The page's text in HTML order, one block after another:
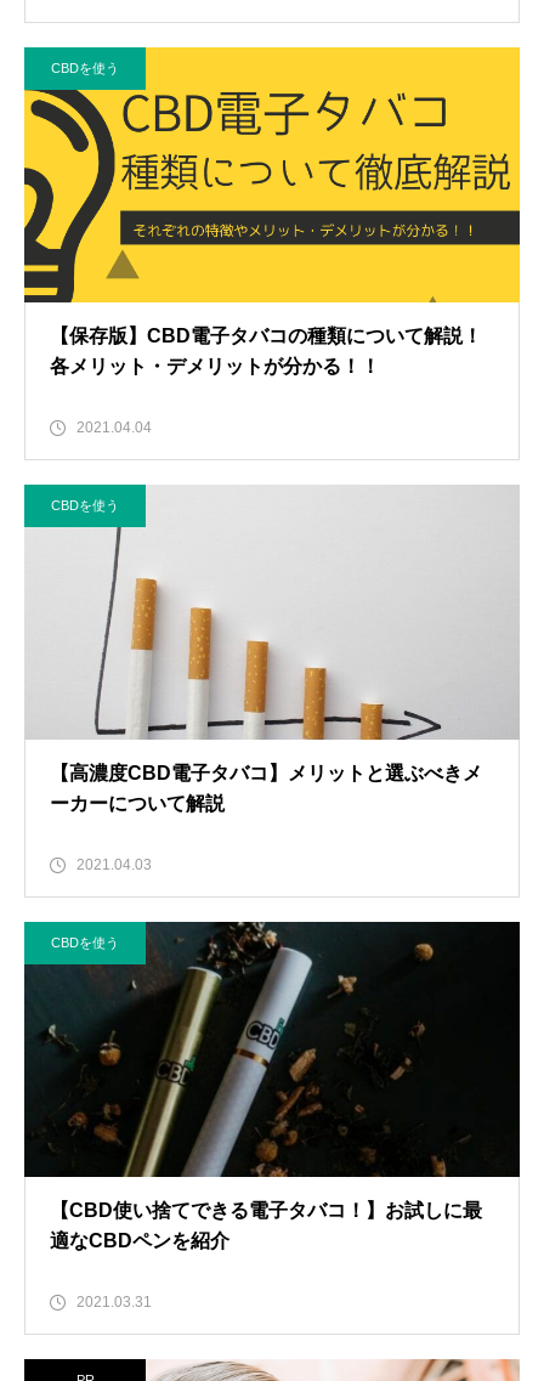
CBDを使う
【保存版】CBD電子タバコの種類について解説！
各メリット・デメリットが分かる！！
2021.04.04
CBDを使う
【高濃度CBD電子タバコ】メリットと選ぶべきメ
ーカーについて解説
2021.04.03
CBDを使う
【CBD使い捨てできる電子タバコ！】お試しに最
適なCBDペンを紹介
2021.03.31